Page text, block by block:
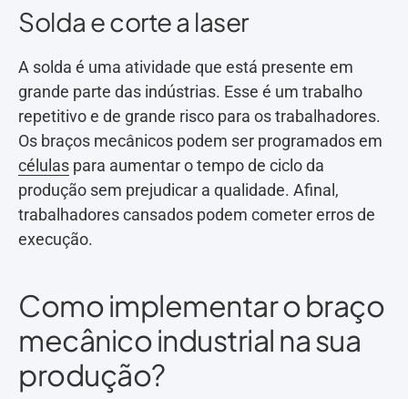
Solda e corte a laser
A solda é uma atividade que está presente em
grande parte das indústrias. Esse é um trabalho
repetitivo e de grande risco para os trabalhadores.
Os braços mecânicos podem ser programados em
células para aumentar o tempo de ciclo da
produção sem prejudicar a qualidade. Afinal,
trabalhadores cansados podem cometer erros de
execução.
Como implementar o braço
mecânico industrial na sua
produção?